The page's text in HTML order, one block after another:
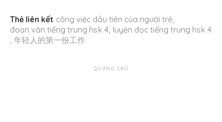
Thẻ liên kết công việc đầu tiên của người trẻ,
đoạn văn tiếng trung hsk 4, luyện đọc tiếng trung hsk 4
, 年轻人的第一份工作
QUẢNG CÁO